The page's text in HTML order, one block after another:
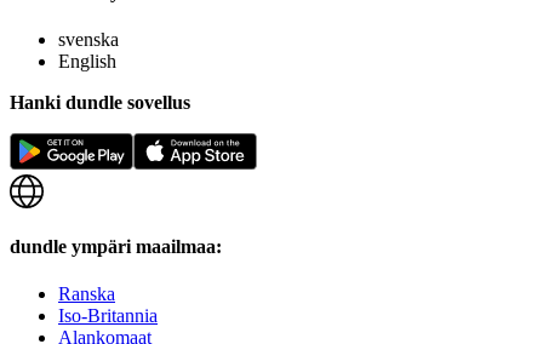
svenska
English
Hanki dundle sovellus
dundle ympäri maailmaa:
Ranska
Iso-Britannia
Alankomaat